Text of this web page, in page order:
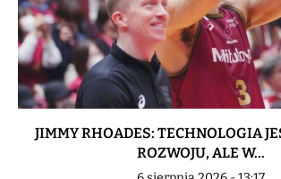
JIMMY RHOADES: TECHNOLOGIA
ROZWOJU, ALE W...